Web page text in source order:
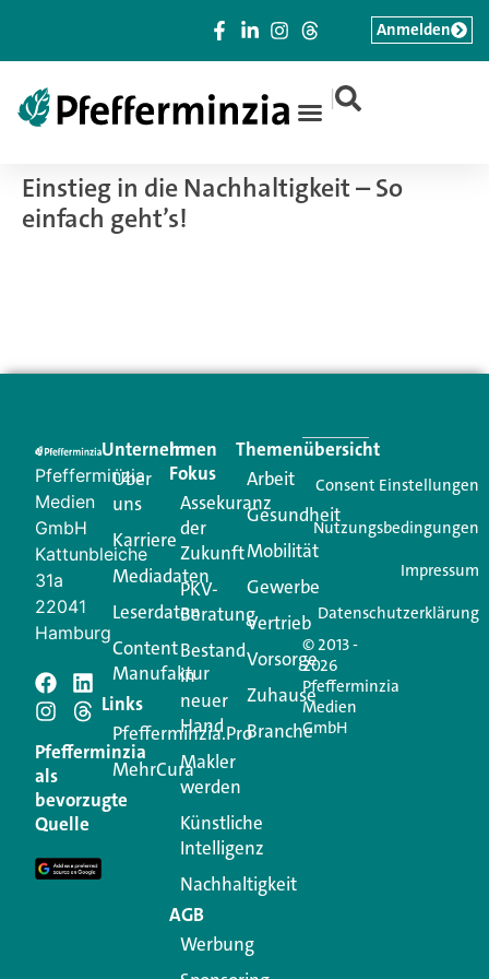
|
Anmelden
Einstieg in die Nachhaltigkeit – So
einfach geht’s!
Pfefferminzia
Medien
GmbH
Kattunbleiche
31a
22041
Hamburg
Pfefferminzia
als
bevorzugte
Quelle
Unternehmen
Über
uns
Karriere
Mediadaten
Leserdaten
Content
Manufaktur
Links
Pfefferminzia.Pro
MehrCura
Im
Fokus
Assekuranz
der
Zukunft
PKV-
Beratung
Bestand
in
neuer
Hand
Makler
werden
Künstliche
Intelligenz
Nachhaltigkeit
AGB
Werbung
Themenübersicht
Arbeit
Gesundheit
Mobilität
Gewerbe
Vertrieb
Vorsorge
Zuhause
Branche
© 2013 -
2026
Pfefferminzia
Medien
GmbH
Consent Einstellungen
Nutzungsbedingungen
Impressum
Datenschutzerklärung